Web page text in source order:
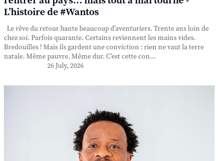
L’histoire de #Wantos
Le rêve du retour hante beaucoup d’aventuriers. Trente ans loin de
chez soi. Parfois quarante. Certains reviennent les mains vides.
Bredouilles ! Mais ils gardent une conviction : rien ne vaut la terre
natale. Même pauvre. Même dur. C’est cette con...
26 July, 2026